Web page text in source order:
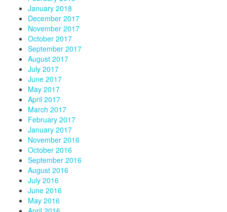
January 2018
December 2017
November 2017
October 2017
September 2017
August 2017
July 2017
June 2017
May 2017
April 2017
March 2017
February 2017
January 2017
November 2016
October 2016
September 2016
August 2016
July 2016
June 2016
May 2016